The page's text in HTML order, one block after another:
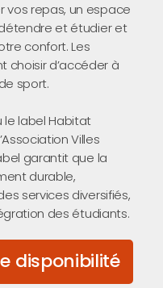
vos repas, un espace
et étudier et
confort. Les
choisir d’accéder à
sport.
le label Habitat
Villes
garantit que la
durable,
services diversifiés,
des étudiants.
disponibilité